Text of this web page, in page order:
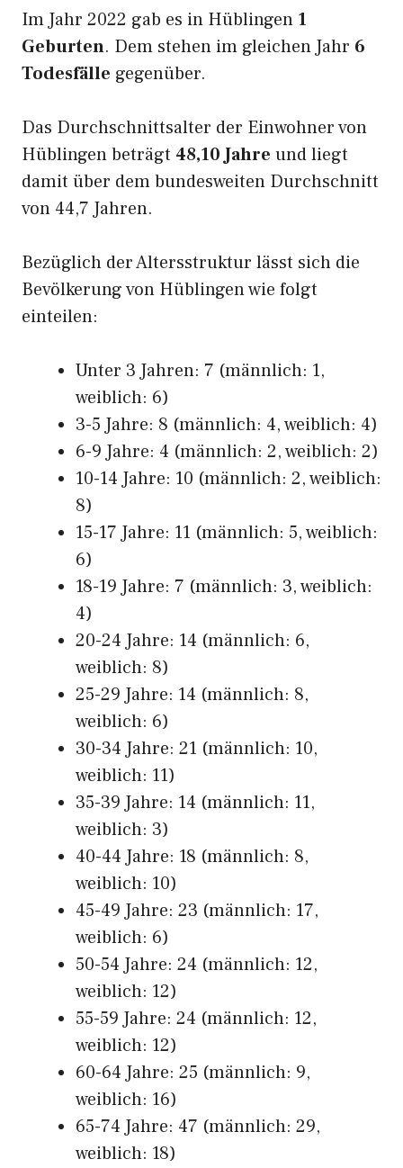
Im Jahr 2022 gab es in Hüblingen 1
Geburten. Dem stehen im gleichen Jahr 6
Todesfälle gegenüber.
Das Durchschnittsalter der Einwohner von
Hüblingen beträgt 48,10 Jahre und liegt
damit über dem bundesweiten Durchschnitt
von 44,7 Jahren.
Bezüglich der Altersstruktur lässt sich die
Bevölkerung von Hüblingen wie folgt
einteilen:
Unter 3 Jahren: 7 (männlich: 1,
weiblich: 6)
3-5 Jahre: 8 (männlich: 4, weiblich: 4)
6-9 Jahre: 4 (männlich: 2, weiblich: 2)
10-14 Jahre: 10 (männlich: 2, weiblich:
8)
15-17 Jahre: 11 (männlich: 5, weiblich:
6)
18-19 Jahre: 7 (männlich: 3, weiblich:
4)
20-24 Jahre: 14 (männlich: 6,
weiblich: 8)
25-29 Jahre: 14 (männlich: 8,
weiblich: 6)
30-34 Jahre: 21 (männlich: 10,
weiblich: 11)
35-39 Jahre: 14 (männlich: 11,
weiblich: 3)
40-44 Jahre: 18 (männlich: 8,
weiblich: 10)
45-49 Jahre: 23 (männlich: 17,
weiblich: 6)
50-54 Jahre: 24 (männlich: 12,
weiblich: 12)
55-59 Jahre: 24 (männlich: 12,
weiblich: 12)
60-64 Jahre: 25 (männlich: 9,
weiblich: 16)
65-74 Jahre: 47 (männlich: 29,
weiblich: 18)